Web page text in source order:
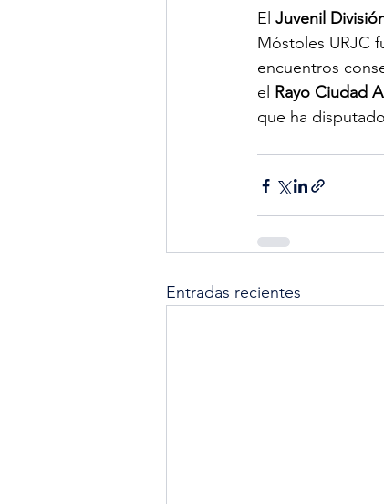
El Juvenil
Móstoles URJC
encuentros
el Rayo Ciudad
que ha
Entradas recientes